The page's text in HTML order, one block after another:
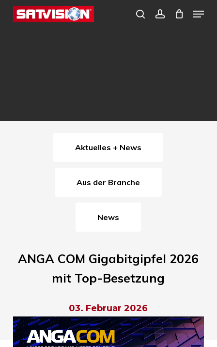
Skip
search
Menu
Aktuelles + News
Aus der Branche
News
ANGA COM Gigabitgipfel 2026
mit Top-Besetzung
03. Februar 2026